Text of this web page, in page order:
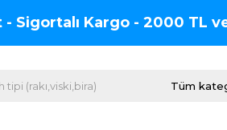
- Sigortalı Kargo - 2000 TL